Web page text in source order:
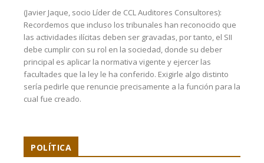
(Javier Jaque, socio Líder de CCL Auditores Consultores):
Recordemos que incluso los tribunales han reconocido que
las actividades ilícitas deben ser gravadas, por tanto, el SII
debe cumplir con su rol en la sociedad, donde su deber
principal es aplicar la normativa vigente y ejercer las
facultades que la ley le ha conferido. Exigirle algo distinto
sería pedirle que renuncie precisamente a la función para la
cual fue creado.
POLÍTICA